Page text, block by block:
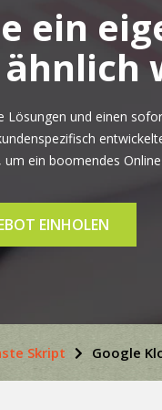
ein
Lösungen und einen
ein boomendes
EINHOLEN
Skript Google